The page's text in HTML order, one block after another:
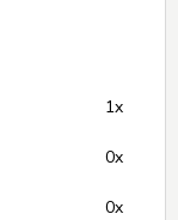
1x
0x
0x